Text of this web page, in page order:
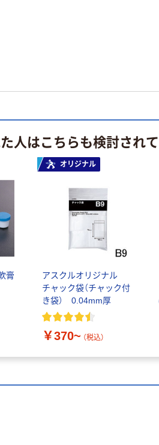
人はこちらも検討され
膏
オリジナル
アスクルオリジナル
チャック袋（チャック付
き袋） 0.04mm厚
￥370~ （税込）